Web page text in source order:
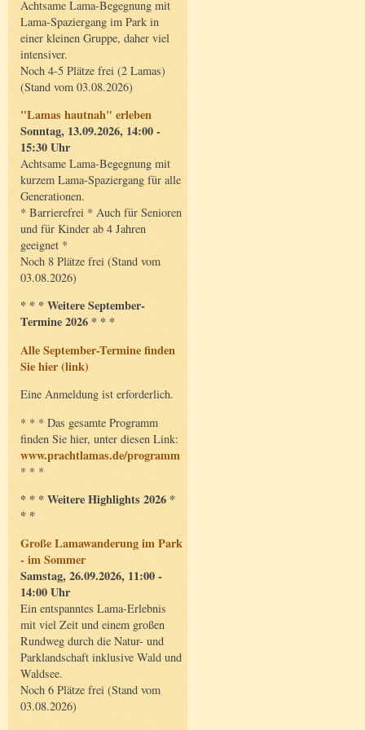
Achtsame Lama-Begegnung mit
Lama-Spaziergang im Park in
einer kleinen Gruppe, daher viel
intensiver.
Noch 4-5 Plätze frei (2 Lamas)
(Stand vom 03.08.2026)
"Lamas hautnah" erleben
Sonntag, 13.09.2026, 14:00 -
15:30 Uhr
Achtsame Lama-Begegnung mit
kurzem Lama-Spaziergang für alle
Generationen.
* Barrierefrei * Auch für Senioren
und für Kinder ab 4 Jahren
geeignet *
Noch 8 Plätze frei (Stand vom
03.08.2026)
* * * Weitere September-
Termine 2026 * * *
Alle September-Termine finden
Sie hier (link)
Eine Anmeldung ist erforderlich.
* * * Das gesamte Programm
finden Sie hier, unter diesen Link:
www.prachtlamas.de/programm
* * *
* * * Weitere Highlights 2026 *
* *
Große Lamawanderung im Park
- im Sommer
Samstag, 26.09.2026, 11:00 -
14:00 Uhr
Ein entspanntes Lama-Erlebnis
mit viel Zeit und einem großen
Rundweg durch die Natur- und
Parklandschaft inklusive Wald und
Waldsee.
Noch 6 Plätze frei (Stand vom
03.08.2026)